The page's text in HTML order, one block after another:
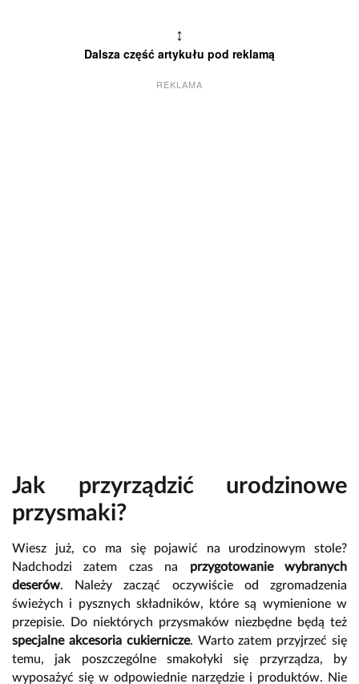
↕
Dalsza część artykułu pod reklamą
REKLAMA
Jak przyrządzić urodzinowe
przysmaki?
Wiesz już, co ma się pojawić na urodzinowym stole?
Nadchodzi zatem czas na przygotowanie wybranych
deserów. Należy zacząć oczywiście od zgromadzenia
świeżych i pysznych składników, które są wymienione w
przepisie. Do niektórych przysmaków niezbędne będą też
specjalne akcesoria cukiernicze. Warto zatem przyjrzeć się
temu, jak poszczególne smakołyki się przyrządza, by
wyposażyć się w odpowiednie narzędzie i produktów. Nie